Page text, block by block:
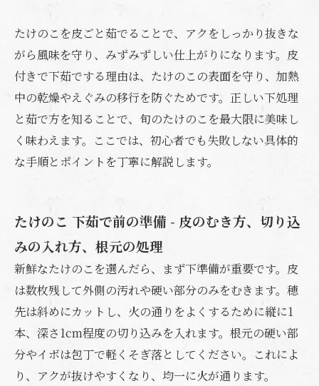
たけのこを皮ごと茹でることで、アクをしっかり抜きな
がら風味を守り、みずみずしい仕上がりになります。皮
付きで下茹でする理由は、たけのこの表面を守り、加熱
中の乾燥やえぐみの移行を防ぐためです。正しい下処理
と茹で方を知ることで、旬のたけのこを最大限に美味し
く味わえます。ここでは、初心者でも失敗しない具体的
な手順とポイントを丁寧に解説します。
たけのこ 下茹で前の準備 - 皮のむき方、切り込
みの入れ方、根元の処理
新鮮なたけのこを選んだら、まず下準備が重要です。皮
は数枚残して外側の汚れや硬い部分のみをむきます。穂
先は斜めにカットし、火の通りをよくするために縦に1
本、深さ1cm程度の切り込みを入れます。根元の硬い部
分やイボは包丁で軽くそぎ落としてください。これによ
り、アクが抜けやすくなり、均一に火が通ります。